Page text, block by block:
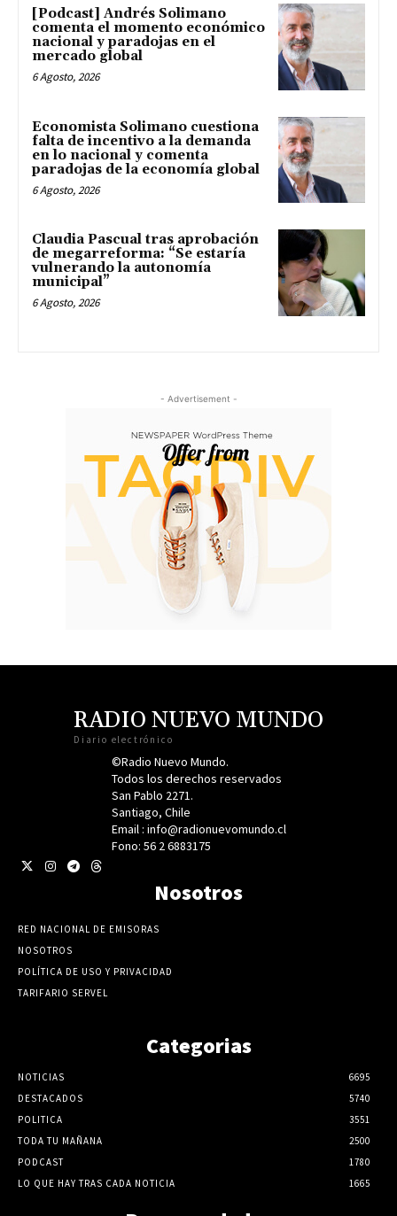
[Podcast] Andrés Solimano
comenta el momento económico
nacional y paradojas en el
mercado global
6 Agosto, 2026
Economista Solimano cuestiona
falta de incentivo a la demanda
en lo nacional y comenta
paradojas de la economía global
6 Agosto, 2026
Claudia Pascual tras aprobación
de megarreforma: “Se estaría
vulnerando la autonomía
municipal”
6 Agosto, 2026
- Advertisement -
RADIO NUEVO MUNDO
Diario electrónico
©Radio Nuevo Mundo.
Todos los derechos reservados
San Pablo 2271.
Santiago, Chile
Email : info@radionuevomundo.cl
Fono: 56 2 6883175
Nosotros
RED NACIONAL DE EMISORAS
NOSOTROS
POLÍTICA DE USO Y PRIVACIDAD
TARIFARIO SERVEL
Categorias
NOTICIAS
6695
DESTACADOS
5740
POLITICA
3551
TODA TU MAÑANA
2500
PODCAST
1780
LO QUE HAY TRAS CADA NOTICIA
1665